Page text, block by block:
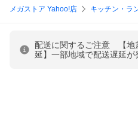
メガストア Yahoo!店 キッチン・ラ
配送に関するご注意 【地
延】一部地域で配送遅延が